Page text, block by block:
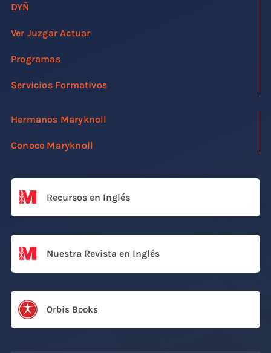
DYÑ
Ver Juzgar Actuar
Programas
Servicios Formativos
Hermanos Maryknoll
Conoce Maryknoll
Recursos en Inglés
Nuestra Revista en Inglés
Orbis Books